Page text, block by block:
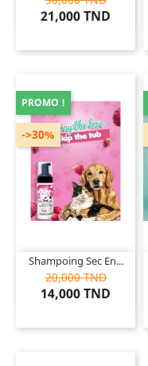
21,000 TND
Shampoing Sec En...
20,000 TND
14,000 TND
PROMO !
->30%